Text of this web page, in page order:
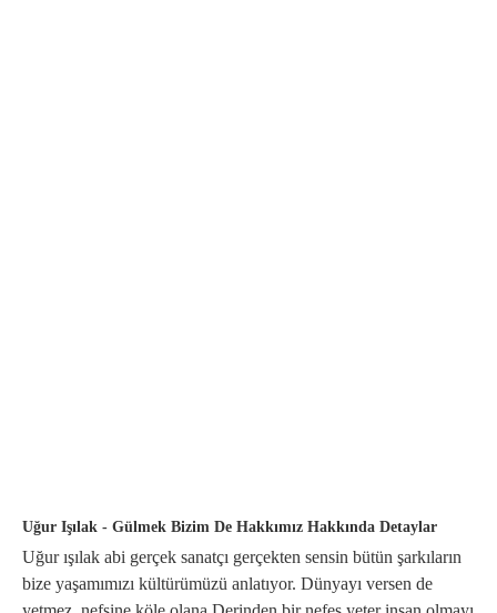
Uğur Işılak - Gülmek Bizim De Hakkımız Hakkında Detaylar
Uğur ışılak abi gerçek sanatçı gerçekten sensin bütün şarkıların
bize yaşamımızı kültürümüzü anlatıyor. Dünyayı versen de